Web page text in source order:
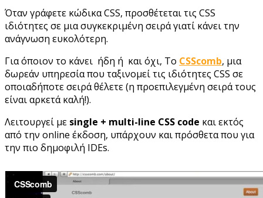
Όταν γράφετε κώδικα CSS, προσθέτεται τις CSS
ιδιότητες σε μια συγκεκριμένη σειρά γιατί κάνει την
ανάγνωση ευκολότερη.
Για όποιον το κάνει ήδη ή και όχι, Το CSScomb, μια
δωρεάν υπηρεσία που ταξινομεί τις ιδιότητες CSS σε
οποιαδήποτε σειρά θέλετε (η προεπιλεγμένη σειρά τους
είναι αρκετά καλή!).
Λειτουργεί με single + multi-line CSS code και εκτός
από την online έκδοση, υπάρχουν και πρόσθετα που για
την πιο δημοφιλή IDEs.